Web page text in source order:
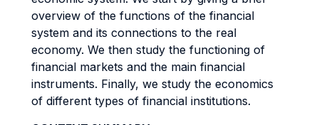
overview of the functions of the financial
system and its connections to the real
economy. We then study the functioning of
financial markets and the main financial
instruments. Finally, we study the economics
of different types of financial institutions.